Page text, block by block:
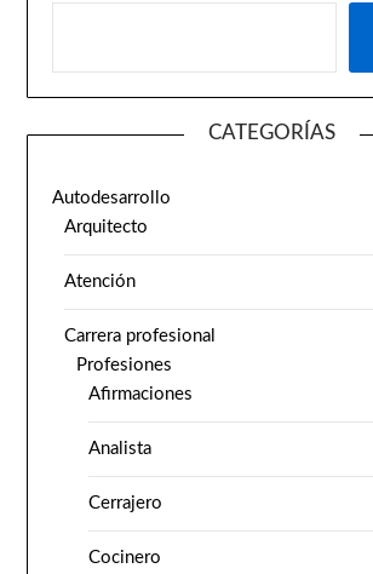
CATEGORÍAS
Autodesarrollo
Arquitecto
Atención
Carrera profesional
Profesiones
Afirmaciones
Analista
Cerrajero
Cocinero